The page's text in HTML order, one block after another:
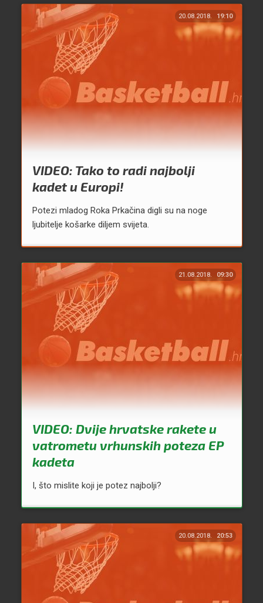
20.08.2018. 19:10
VIDEO: Tako to radi najbolji
kadet u Europi!
Potezi mladog Roka Prkačina digli su na noge
ljubitelje košarke diljem svijeta.
21.08.2018. 09:30
VIDEO: Dvije hrvatske rakete u
vatrometu vrhunskih poteza EP
kadeta
I, što mislite koji je potez najbolji?
20.08.2018. 20:53